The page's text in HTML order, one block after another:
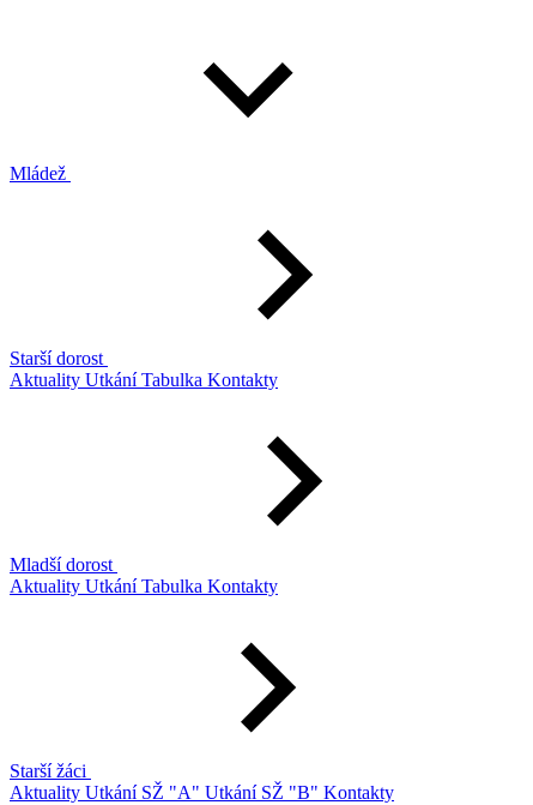
Mládež
Starší dorost
Aktuality UtkáníTabulka Kontakty
Mladší dorost
Aktuality UtkáníTabulka Kontakty
Starší žáci
Aktuality Utkání SŽ "A" Utkání SŽ "B" Kontakty